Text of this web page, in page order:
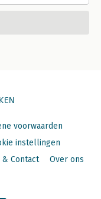
voorwaarden
instellingen
& Contact Over ons